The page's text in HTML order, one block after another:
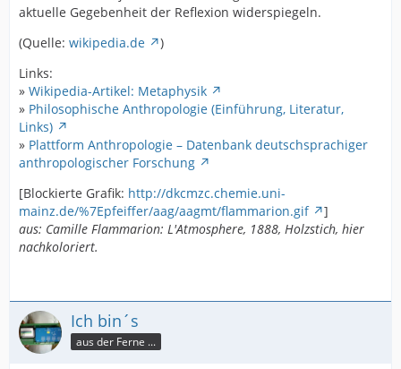
aktuelle Gegebenheit der Reflexion widerspiegeln.
(Quelle: wikipedia.de
)
Links:
» Wikipedia-Artikel: Metaphysik
» Philosophische Anthropologie (Einführung, Literatur,
Links)
» Plattform Anthropologie – Datenbank deutschsprachiger
anthropologischer Forschung
[Blockierte Grafik: http://dkcmzc.chemie.uni-
mainz.de/%7Epfeiffer/aag/aagmt/flammarion.gif
]
aus: Camille Flammarion: L'Atmosphere, 1888, Holzstich, hier
nachkoloriert.
Ich bin´s
aus der Ferne ...